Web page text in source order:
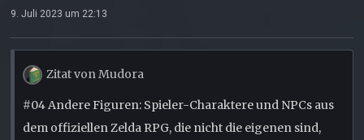
9. Juli 2023 um 22:13
Zitat von Mudora
#04 Andere Figuren: Spieler-Charaktere und NPCs aus
dem offiziellen Zelda RPG, die nicht die eigenen sind,